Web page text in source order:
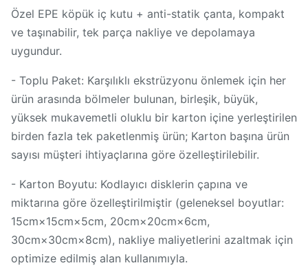
Özel EPE köpük iç kutu + anti-statik çanta, kompakt
ve taşınabilir, tek parça nakliye ve depolamaya
uygundur.
- Toplu Paket: Karşılıklı ekstrüzyonu önlemek için her
ürün arasında bölmeler bulunan, birleşik, büyük,
yüksek mukavemetli oluklu bir karton içine yerleştirilen
birden fazla tek paketlenmiş ürün; Karton başına ürün
sayısı müşteri ihtiyaçlarına göre özelleştirilebilir.
- Karton Boyutu: Kodlayıcı disklerin çapına ve
miktarına göre özelleştirilmiştir (geleneksel boyutlar:
15cm×15cm×5cm, 20cm×20cm×6cm,
30cm×30cm×8cm), nakliye maliyetlerini azaltmak için
optimize edilmiş alan kullanımıyla.